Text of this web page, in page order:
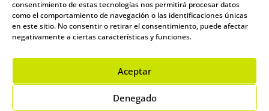
consentimiento de estas tecnologías nos permitirá procesar datos
como el comportamiento de navegación o las identificaciones únicas
en este sitio. No consentir o retirar el consentimiento, puede afectar
negativamente a ciertas características y funciones.
Aceptar
Denegado
Av. Virgen del Val, 51
Alcalá de Henares,
info@academiacartablanca.es